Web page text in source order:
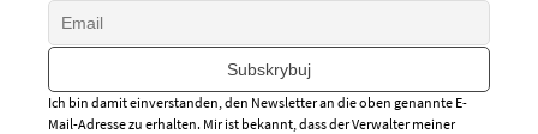
Ich bin damit einverstanden, den Newsletter an die oben genannte E-
Mail-Adresse zu erhalten. Mir ist bekannt, dass der Verwalter meiner